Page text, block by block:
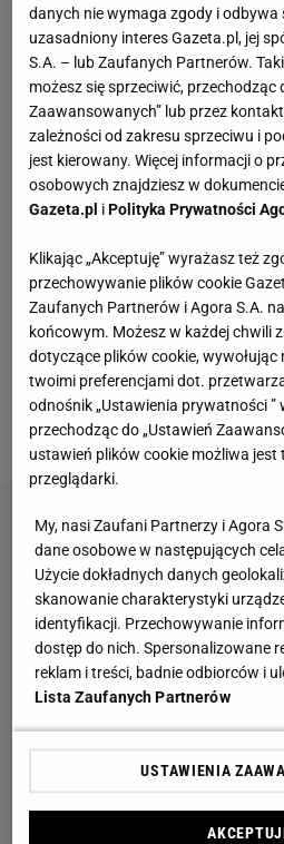
Kompaktowa bieżnia
Ten sprzęt mieści się
Vintage gramofony
nowo pokochali
Jeden wakacyjny
MATERIAŁ PROMOCYJNY
Te dywany są
Piękne wzory, a
Przenośne
na upały. Są tanie i
danych nie wymaga zgody i odbywa
uzasadniony interes Gazeta.pl, jej
S.A. – lub Zaufanych Partnerów.
możesz się sprzeciwić, przechodząc
Zaawansowanych” lub przez
zależności od zakresu sprzeciwu i
jest kierowany. Więcej informacji o
osobowych znajdziesz w
Gazeta.pl i Polityka Prywatności
Klikając „Akceptuję” wyrażasz też
przechowywanie plików cookie
Zaufanych Partnerów i Agora S.A.
końcowym. Możesz w każdej chwili
dotyczące plików cookie,
twoimi preferencjami dot.
odnośnik „Ustawienia prywatności ”
przechodząc do „Ustawień
ustawień plików cookie możliwa
przeglądarki.
My, nasi Zaufani Partnerzy i Agora
dane osobowe w następujących
Użycie dokładnych danych
skanowanie charakterystyki
identyfikacji. Przechowywanie
dostęp do nich. Spersonalizowane
reklam i treści, badnie odbiorców i
Lista Zaufanych Partnerów
USTAWIENIA